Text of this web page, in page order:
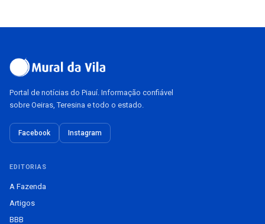
Portal de notícias do Piauí. Informação confiável
sobre Oeiras, Teresina e todo o estado.
Facebook Instagram
EDITORIAS
A Fazenda
Artigos
BBB